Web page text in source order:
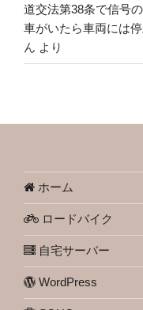
道交法第38条で信号
車がいたら車両には
ん より
ホーム
ロードバイク
自宅サーバー
WordPress